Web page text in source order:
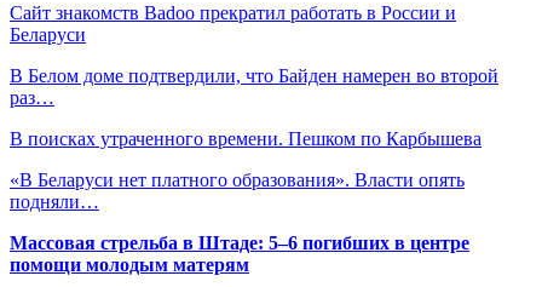
Сайт знакомств Badoo прекратил работать в России и
Беларуси
В Белом доме подтвердили, что Байден намерен во второй
раз…
В поисках утраченного времени. Пешком по Карбышева
«В Беларуси нет платного образования». Власти опять
подняли…
Массовая стрельба в Штаде: 5–6 погибших в центре
помощи молодым матерям